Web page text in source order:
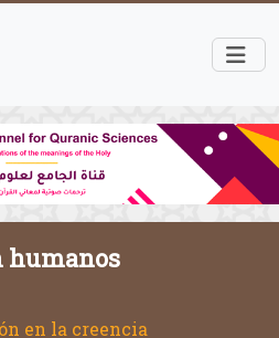
humanos
en la creencia